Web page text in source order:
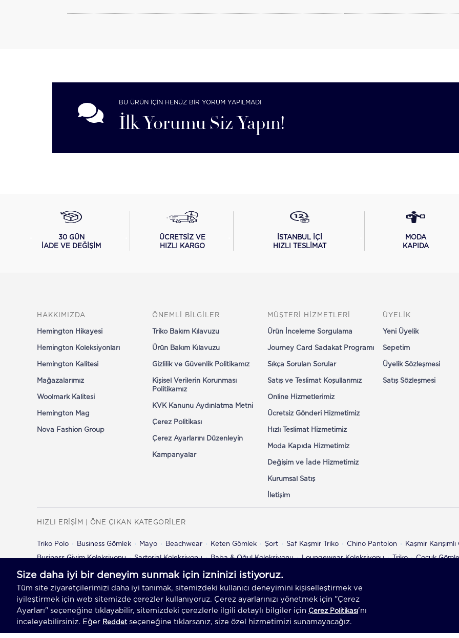
BU ÜRÜN İÇİN HENÜZ BİR YORUM YAPILMADI
İlk Yorumu Siz Yapın!
30 GÜN
İADE VE DEĞİŞİM
ÜCRETSİZ VE
HIZLI KARGO
İSTANBUL İÇİ
HIZLI TESLİMAT
MODA
KAPIDA
HAKKIMIZDA
Hemington Hikayesi
Hemington Koleksiyonları
Hemington Kalitesi
Mağazalarımız
Woolmark Kalitesi
Hemington Mag
Nova Fashion Group
ÖNEMLİ BİLGİLER
Triko Bakım Kılavuzu
Ürün Bakım Kılavuzu
Gizlilik ve Güvenlik Politikamız
Kişisel Verilerin Korunması
Politikamız
KVK Kanunu Aydınlatma Metni
Çerez Politikası
Çerez Ayarlarını Düzenleyin
Kampanyalar
MÜŞTERİ HİZMETLERİ
Ürün İnceleme Sorgulama
Journey Card Sadakat Programı
Sıkça Sorulan Sorular
Satış ve Teslimat Koşullarımız
Online Hizmetlerimiz
Ücretsiz Gönderi Hizmetimiz
Hızlı Teslimat Hizmetimiz
Moda Kapıda Hizmetimiz
Değişim ve İade Hizmetimiz
Kurumsal Satış
İletişim
ÜYELİK
Yeni Üyelik
Sepetim
Üyelik Sözleşmesi
Satış Sözleşmesi
HIZLI ERİŞİM | ÖNE ÇIKAN KATEGORİLER
Triko Polo Business Gömlek Mayo Beachwear Keten Gömlek Şort Saf Kaşmir Triko Chino Pantolon Kaşmir
Business Giyim Koleksiyonu Sartorial Koleksiyonu Baba & Oğul Koleksiyonu Loungewear Koleksiyonu Triko Çocuk
Çocuk Şort Çocuk Pantolon
© 2026 Hemington
Her Hakkı Saklıdır, Kopyalanamaz.